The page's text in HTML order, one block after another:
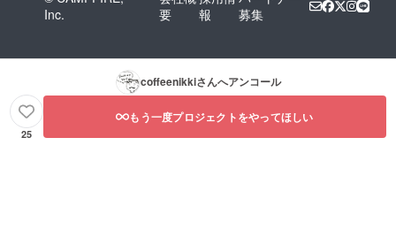
Inc.
要
報
募集
coffeenikkiさんへアンコール
25
もう一度プロジェクトをやってほしい